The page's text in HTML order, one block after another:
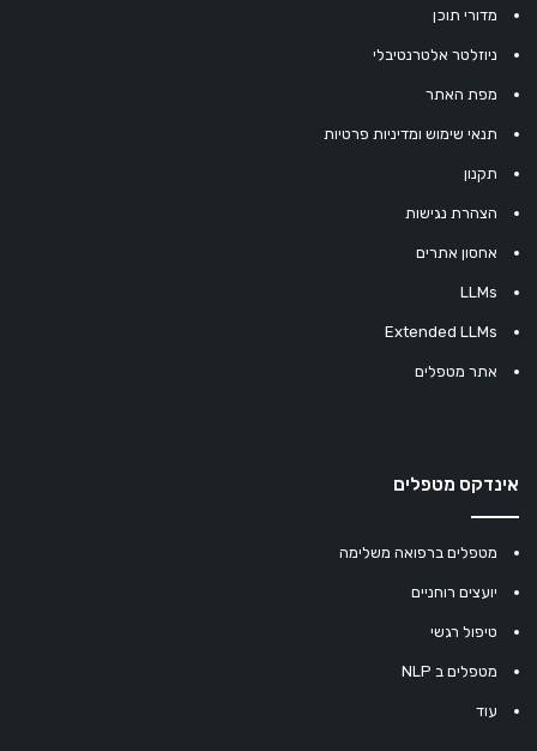
מדורי תוכן
ניוזלטר אלטרנטיבלי
מפת האתר
תנאי שימוש ומדיניות פרטיות
תקנון
הצהרת נגישות
אחסון אתרים
LLMs
Extended LLMs
אתר מטפלים
אינדקס מטפלים
מטפלים ברפואה משלימה
יועצים רוחניים
טיפול רגשי
מטפלים ב NLP
עוד